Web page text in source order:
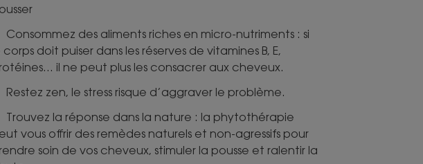
Consommez des aliments riches en micro-nutriments : si
corps doit puiser dans les réserves de vitamines B, E,
il ne peut plus les consacrer aux cheveux.
Restez zen, le stress risque d’aggraver le problème.
Trouvez la réponse dans la nature : la phytothérapie
vous offrir des remèdes naturels et non-agressifs pour
soin de vos cheveux, stimuler la pousse et ralentir la